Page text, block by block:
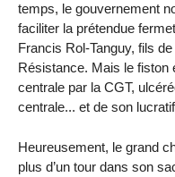
temps, le gouvernement
faciliter la prétendue
Francis Rol-Tanguy, fils
Résistance. Mais le fiston
centrale par la CGT,
centrale... et de son
Heureusement, le grand
plus d’un tour dans son